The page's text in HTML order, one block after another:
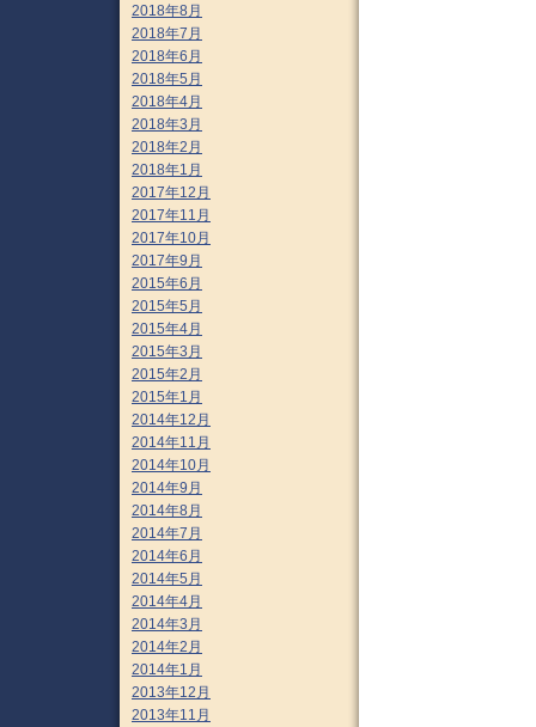
2018年8月
2018年7月
2018年6月
2018年5月
2018年4月
2018年3月
2018年2月
2018年1月
2017年12月
2017年11月
2017年10月
2017年9月
2015年6月
2015年5月
2015年4月
2015年3月
2015年2月
2015年1月
2014年12月
2014年11月
2014年10月
2014年9月
2014年8月
2014年7月
2014年6月
2014年5月
2014年4月
2014年3月
2014年2月
2014年1月
2013年12月
2013年11月